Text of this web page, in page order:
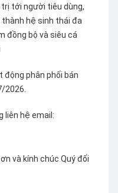
tới người tiêu dùng,
hệ sinh thái đa
đồng bộ và siêu cá
động phân phối bán
2026.
liên hệ email:
và kính chúc Quý đối